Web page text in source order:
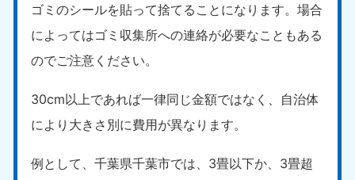
ゴミのシールを貼って捨てることになります。場合
によってはゴミ収集所への連絡が必要なこともある
のでご注意ください。
30cm以上であれば一律同じ金額ではなく、自治体
により大きさ別に費用が異なります。
例として、千葉県千葉市では、3畳以下か、3畳超